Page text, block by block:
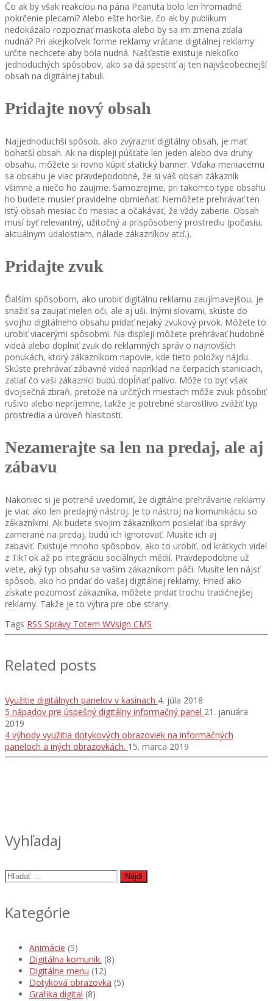
Čo ak by však reakciou na pána Peanuta bolo len hromadné
pokrčenie plecami? Alebo ešte horšie, čo ak by publikum
nedokázalo rozpoznať maskota alebo by sa im zmena zdala
nudná? Pri akejkoľvek forme reklamy vrátane digitálnej reklamy
určite nechcete aby bola nudná. Našťastie existuje niekoľko
jednoduchých spôsobov, ako sa dá spestriť aj ten najvšeobecnejší
obsah na digitálnej tabuli.
Pridajte nový obsah
Najjednoduchší spôsob, ako zvýrazniť digitálny obsah, je mať
bohatší obsah. Ak na displeji púšťate len jeden alebo dva druhy
obsahu, môžete si rovno kúpiť statický banner. Vďaka meniacemu
sa obsahu je viac pravdepodobné, že si váš obsah zákazník
všimne a niečo ho zaujme. Samozrejme, pri takomto type obsahu
ho budete musieť pravidelne obmieňať. Nemôžete prehrávať ten
istý obsah mesiac čo mesiac a očakávať, že vždy zaberie. Obsah
musí byť relevantný, užitočný a prispôsobený prostrediu (počasiu,
aktuálnym udalostiam, nálade zákazníkov atď.).
Pridajte zvuk
Ďalším spôsobom, ako urobiť digitálnu reklamu zaujímavejšou, je
snažiť sa zaujať nielen oči, ale aj uši. Inými slovami, skúste do
svojho digitálneho obsahu pridať nejaký zvukový prvok. Môžete to
urobiť viacerými spôsobmi. Na displeji môžete prehrávať hudobné
videá alebo doplniť zvuk do reklamných správ o najnovších
ponukách, ktorý zákazníkom napovie, kde tieto položky nájdu.
Skúste prehrávať zábavné videá napríklad na čerpacích staniciach,
zatiaľ čo vaši zákazníci budú dopĺňať palivo. Môže to byť však
dvojsečná zbraň, pretože na určitých miestach môže zvuk pôsobiť
rušivo alebo nepríjemne, takže je potrebné starostlivo zvážiť typ
prostredia a úroveň hlasitosti.
Nezamerajte sa len na predaj, ale aj
zábavu
Nakoniec si je potrené uvedomiť, že digitálne prehrávanie reklamy
je viac ako len predajný nástroj. Je to nástroj na komunikáciu so
zákazníkmi. Ak budete svojim zákazníkom posielať iba správy
zamerané na predaj, budú ich ignorovať. Musíte ich aj
zabaviť. Existuje mnoho spôsobov, ako to urobiť, od krátkych videí
z TikTok až po integráciu sociálnych médií. Pravdepodobne už
viete, aký typ obsahu sa vašim zákazníkom páči. Musíte len nájsť
spôsob, ako ho pridať do vašej digitálnej reklamy. Hneď ako
získate pozornosť zákazníka, môžete pridať trochu tradičnejšej
reklamy. Takže je to výhra pre obe strany.
Tags RSS Správy Totem WVsign CMS
Related posts
Využitie digitálnych panelov v kasínach 4. júla 2018
5 nápadov pre úspešný digitálny informačný panel 21. januára
2019
4 výhody využitia dotykových obrazoviek na informačných
paneloch a iných obrazovkách. 15. marca 2019
Vyhľadaj
Hľadať:
Kategórie
Animácie (5)
Digitálna komunik. (8)
Digitálne menu (12)
Dotyková obrazovka (5)
Grafika digital (8)